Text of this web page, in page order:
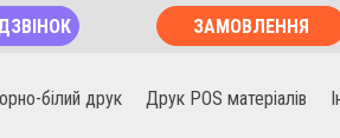
ЗАМОВЛЕННЯ
білий друк Друк POS матеріалів